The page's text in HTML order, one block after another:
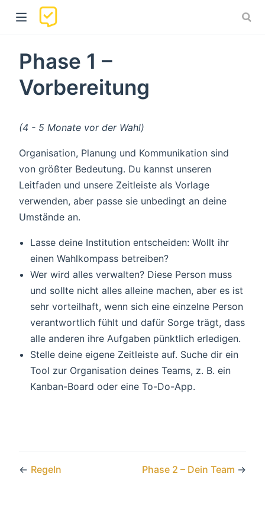
Phase 1 –
Vorbereitung
(4 - 5 Monate vor der Wahl)
Organisation, Planung und Kommunikation sind
von größter Bedeutung. Du kannst unseren
Leitfaden und unsere Zeitleiste als Vorlage
verwenden, aber passe sie unbedingt an deine
Umstände an.
Lasse deine Institution entscheiden: Wollt ihr
einen Wahlkompass betreiben?
Wer wird alles verwalten? Diese Person muss
und sollte nicht alles alleine machen, aber es ist
sehr vorteilhaft, wenn sich eine einzelne Person
verantwortlich fühlt und dafür Sorge trägt, dass
alle anderen ihre Aufgaben pünktlich erledigen.
Stelle deine eigene Zeitleiste auf. Suche dir ein
Tool zur Organisation deines Teams, z. B. ein
Kanban-Board oder eine To-Do-App.
← Regeln Phase 2 – Dein Team →